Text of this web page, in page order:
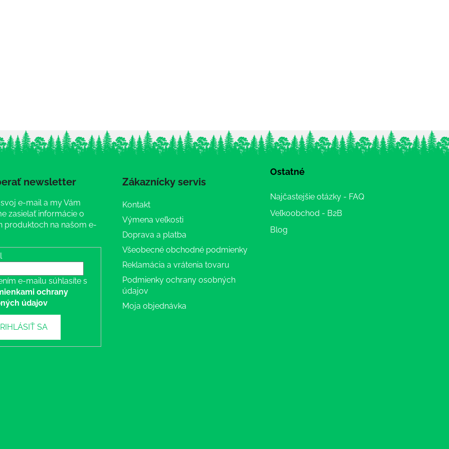
newsletter
e-mail a my Vám
zasielať informácie o
produktoch na našom e-
e-mailu súhlasíte s
ochrany
údajov
SA
Zákaznícky servis
Kontakt
Výmena veľkosti
Doprava a platba
Všeobecné obchodné podmienky
Reklamácia a vrátenia tovaru
Podmienky ochrany osobných
údajov
Moja objednávka
Ostatné
Najčastejšie otázky - FAQ
Veľkoobchod - B2B
Blog